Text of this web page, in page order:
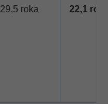
29,5 roka 22,1